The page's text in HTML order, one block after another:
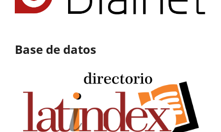
Base de datos